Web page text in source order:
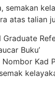
semakan
atas talian
Buku’
Kad